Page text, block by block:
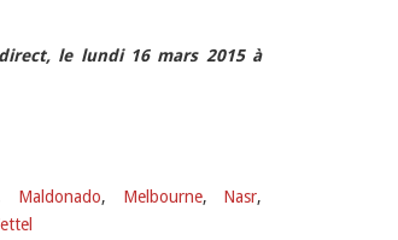
le lundi 16 mars 2015 à
Maldonado, Melbourne, Nasr,